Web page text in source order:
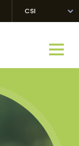
CSI